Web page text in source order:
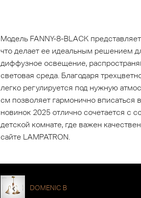
Модель FANNY-8-BLACK
что делает ее идеальным решением
диффузное освещение,
световая среда. Благодаря
легко регулируется под нужную
см позволяет гармонично вписаться
новинок 2025 отлично сочетается с
детской комнате, где важен
сайте LAMPATRON.
DOMENIC B